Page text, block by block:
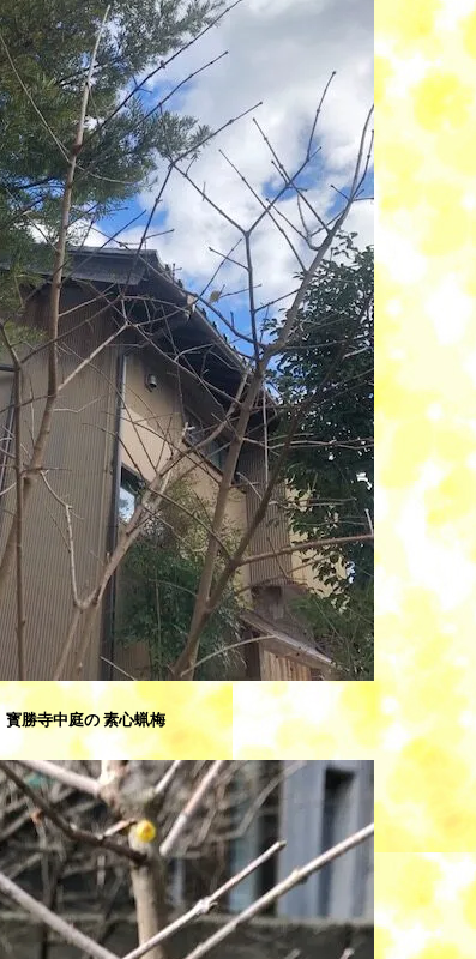
寳勝寺中庭の 素心蝋梅